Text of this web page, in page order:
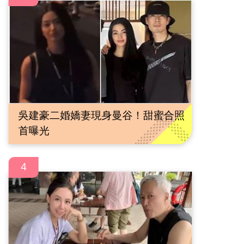
吳建豪二婚嬌妻現身曼谷！甜蜜合照
首曝光
4